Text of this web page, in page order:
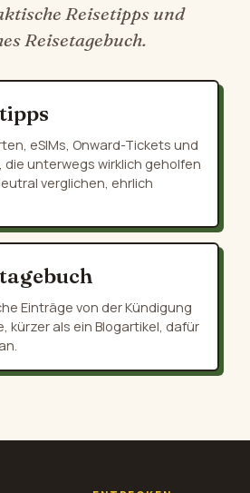
Reisetipps und
Reisetagebuch.
eSIMs, Onward-Tickets und
die unterwegs wirklich geholfen
verglichen, ehrlich
Einträge von der Kündigung
kürzer als ein Blogartikel, dafür